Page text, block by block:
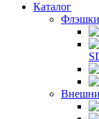
Каталог
Флэшки